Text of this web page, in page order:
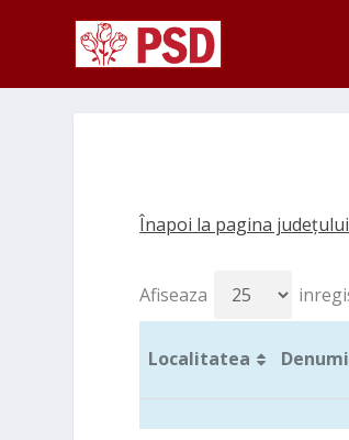
Înapoi la pagina județului
Afiseaza
Localitatea
Localitatea